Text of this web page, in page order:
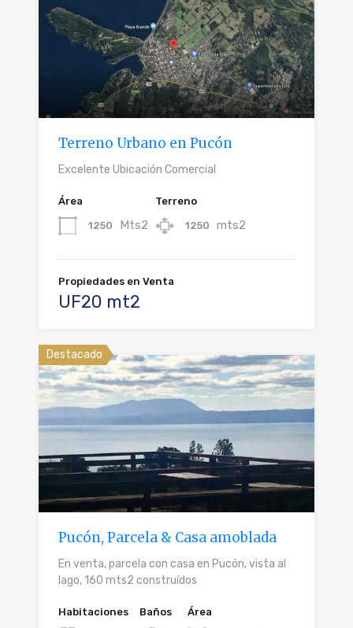
Terreno Urbano en Pucón
Excelente Ubicación Comercial
Área
1250 Mts2
Terreno
1250 mts2
Propiedades en Venta
UF20 mt2
Destacado
Pucón, Parcela & Casa amoblada
En venta, parcela con casa en Pucón, vista al
lago, 160 mts2 construídos
Habitaciones Baños Área